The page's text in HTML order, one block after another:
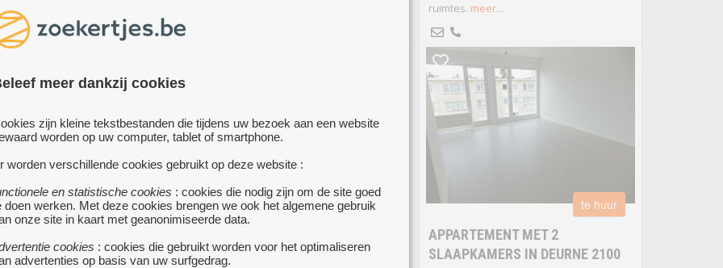
meer dankzij cookies
zijn kleine tekstbestanden die tijdens uw bezoek aan een website
worden op uw computer, tablet of smartphone.
worden verschillende cookies gebruikt op deze website :
en statistische cookies : cookies die nodig zijn om de site goed
doen werken. Met deze cookies brengen we ook het algemene gebruik
onze site in kaart met geanonimiseerde data.
cookies : cookies die gebruikt worden voor het optimaliseren
advertenties op basis van uw surfgedrag.
ruimtes. meer...
te huur
APPARTEMENT MET 1
IN ANTWERPEN
ANTWERPEN• Ontspan en
kom tot rust in deze vredige,
stijlvolle en luxe ruimte. De
keuken is voorzien van
theefaciliteiten, een kookplaat,
te huur
APPARTEMENT MET 2
SLAAPKAMERS IN DEURNE 2100